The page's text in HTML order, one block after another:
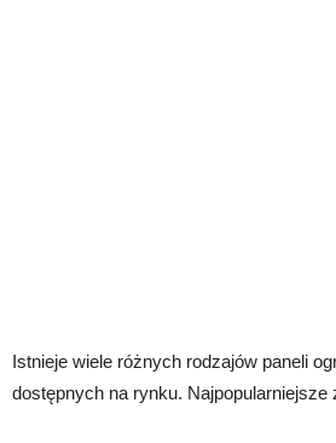
Istnieje wiele różnych rodzajów paneli
dostępnych na rynku. Najpopularniejsze